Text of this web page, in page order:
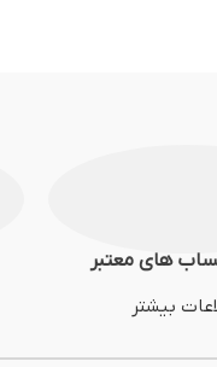
های معتبر
بیشتر